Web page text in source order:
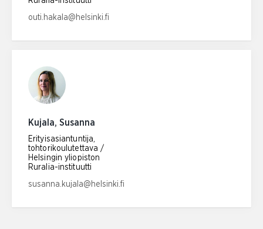
Email address:
outi.hakala@helsinki.fi
Kujala, Susanna
Erityisasiantuntija,
tohtorikoulutettava /
Helsingin yliopiston
Ruralia-instituutti
Email address:
susanna.kujala@helsinki.fi